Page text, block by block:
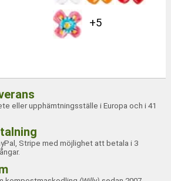
+5
eller upphämtningsställe i Europa och i 41
Stripe med möjlighet att betala i 3